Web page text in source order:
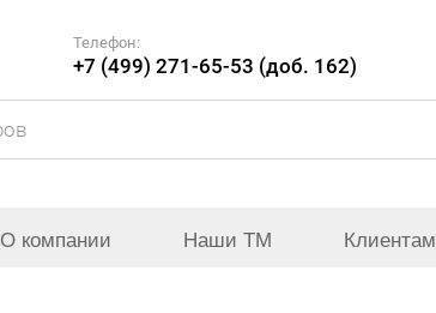
Телефон:
+7 (499) 271-65-53 (доб. 162)
О компании Наши ТМ Клиентам